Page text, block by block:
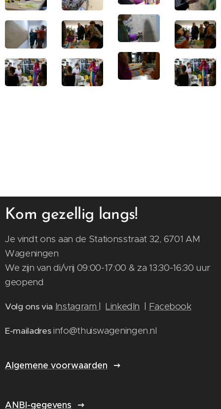
Kom gezellig langs!
Je vindt ons aan de Stationsstraat 32, 6701 AM
Wageningen
We zijn van di/vrij 09:00-17:00 & za 13:30-16:30 uur
geopend
Volg ons via Instagram |LinkedIn | Facebook
E-mailadresinfo@thuiswageningen.nl
Algemene voorwaarden
ANBI-gegevens